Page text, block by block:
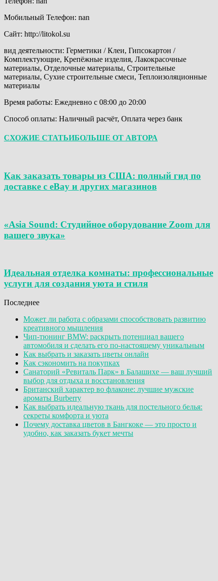
Мобильный Телефон: nan
Сайт: http://litokol.su
вид деятельности: Герметики / Клеи, Гипсокартон /
Комплектующие, Крепёжные изделия, Лакокрасочные
материалы, Отделочные материалы, Строительные
материалы, Сухие строительные смеси, Теплоизоляционные
материалы
Время работы: Ежедневно с 08:00 до 20:00
Способ оплаты: Наличный расчёт, Оплата через банк
СХОЖИЕ СТАТЬИБОЛЬШЕ ОТ АВТОРА
Как заказать товары из США: полный гид по
доставке с eBay и других магазинов
«Asia Sound: Студийное оборудование Zoom для
вашего звука»
Идеальная отделка комнаты: профессиональные
услуги для создания уюта и стиля
Последнее
Может ли работа с образами способствовать развитию
креативного мышления
Чип-тюнинг BMW: раскрыть потенциал вашего
автомобиля и сделать его по-настоящему уникальным
Как выбрать и заказать цветы онлайн
Как сэкономить на покупках
Санаторий «Ревиталь Парк» в Балашихе — ваш лучший
выбор для отдыха и восстановления
Британский характер во флаконе: лучшие мужские
ароматы Burberry
Как выбрать идеальную ткань для постельного белья:
секреты комфорта и уюта
Почему доставка цветов в Бангкоке — это просто и
удобно, как заказать букет мечты